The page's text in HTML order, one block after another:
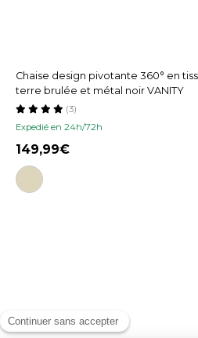
Chaise design pivotante 360° en
terre brulée et métal noir VANITY
Expedié en 24h/72h
(3)
149,99